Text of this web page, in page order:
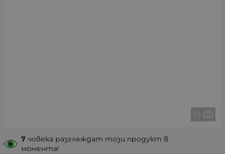
1 2
7 човека разглеждат този продукт в
момента!